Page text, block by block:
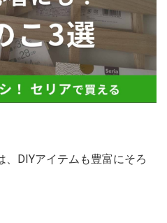
DIYアイテムも豊富にそろ